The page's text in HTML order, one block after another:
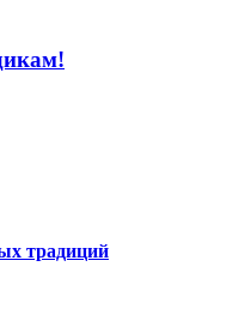
традиций